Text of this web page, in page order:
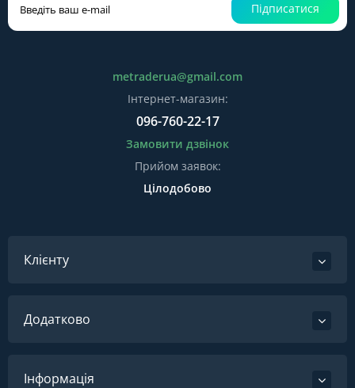
Підписатися
metraderua@gmail.com
Інтернет-магазин:
096-760-22-17
Замовити дзвінок
Прийом заявок:
Цілодобово
Клієнту
Додатково
Інформація